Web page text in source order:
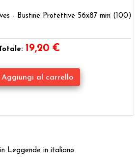
- Bustine Protettive 56x87 mm (100)
19,20 €
Leggende in italiano